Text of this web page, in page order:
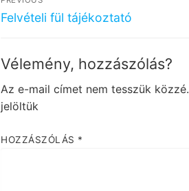
navigáció
Previous
Felvételi fül tájékoztató
Vélemény, hozzászólás?
Az e-mail címet nem tesszük közzé.
jelöltük
HOZZÁSZÓLÁS *